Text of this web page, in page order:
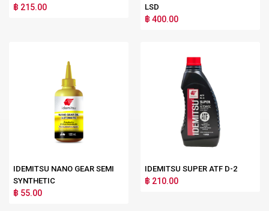
฿ 215.00
LSD
฿ 400.00
IDEMITSU NANO GEAR SEMI
SYNTHETIC
฿ 55.00
IDEMITSU SUPER ATF D-2
฿ 210.00